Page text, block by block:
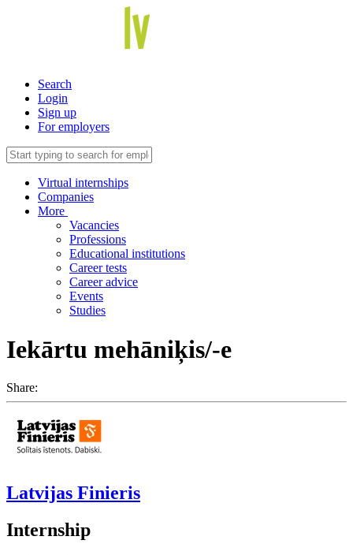
Search
Login
Sign up
For employers
Virtual internships
Companies
More
Vacancies
Professions
Educational institutions
Career tests
Career advice
Events
Studies
Iekārtu mehāniķis/-e
Share:
Latvijas Finieris
Internship